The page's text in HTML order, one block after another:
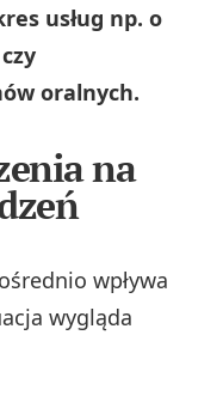
usług np. o
oralnych.
na
wpływa
wygląda